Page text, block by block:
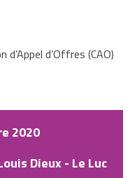
d’Offres (CAO)
2020
Dieux - Le Luc